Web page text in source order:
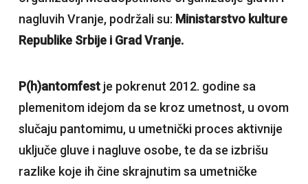
nagluvih Vranje, podržali su: Ministarstvo kulture
Republike Srbije i Grad Vranje.
P(h)antomfestje pokrenut 2012. godine sa
plemenitom idejom da se kroz umetnost, u ovom
slučaju pantomimu, u umetnički proces aktivnije
uključe gluve i nagluve osobe, te da se izbrišu
razlike koje ih čine skrajnutim sa umetničke